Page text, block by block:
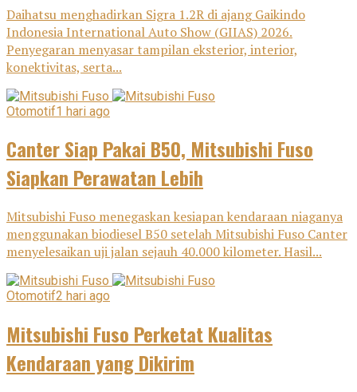
Daihatsu menghadirkan Sigra 1.2R di ajang Gaikindo
Indonesia International Auto Show (GIIAS) 2026.
Penyegaran menyasar tampilan eksterior, interior,
konektivitas, serta...
Otomotif1 hari ago
Canter Siap Pakai B50, Mitsubishi Fuso
Siapkan Perawatan Lebih
Mitsubishi Fuso menegaskan kesiapan kendaraan niaganya
menggunakan biodiesel B50 setelah Mitsubishi Fuso Canter
menyelesaikan uji jalan sejauh 40.000 kilometer. Hasil...
Otomotif2 hari ago
Mitsubishi Fuso Perketat Kualitas
Kendaraan yang Dikirim